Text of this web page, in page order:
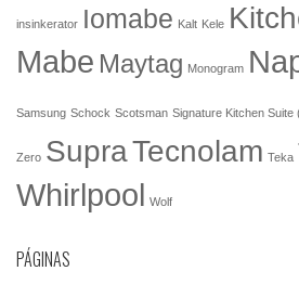
insinkerator Iomabe Kalt Kele
Mabe Maytag Monogram
Samsung Schock Scotsman Signature Kitchen Suite
Zero SupraTecnolam Teka
Whirlpool Wolf
PÁGINAS